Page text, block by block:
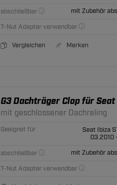
abschließbar
mit Zubehör
T-Nut Adapter verwendbar
Vergleichen Merken
G3 Dachträger Clop für
mit geschlossener Dachreling
Geeignet für
Seat Ibiza
03.2010
abschließbar
mit Zubehör
T-Nut Adapter verwendbar